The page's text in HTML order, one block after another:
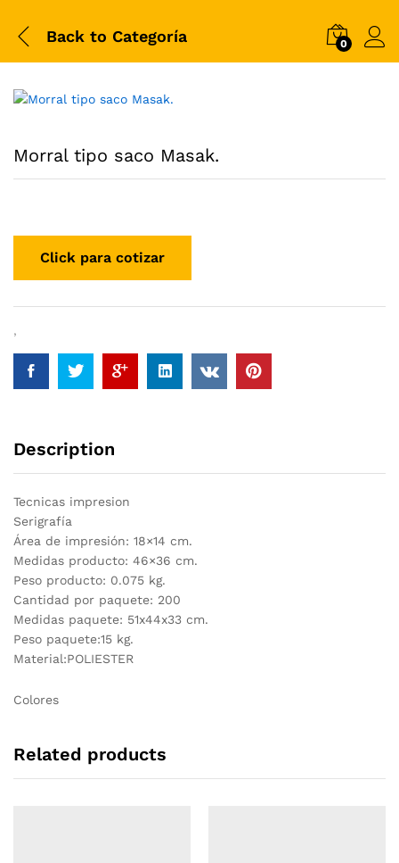
Back to Categoría 0
Morral tipo saco Masak.
,
Description
Tecnicas impresion
Serigrafía
Área de impresión: 18×14 cm.
Medidas producto: 46×36 cm.
Peso producto: 0.075 kg.
Cantidad por paquete: 200
Medidas paquete: 51x44x33 cm.
Peso paquete:15 kg.
Material:POLIESTER
Colores
Related products